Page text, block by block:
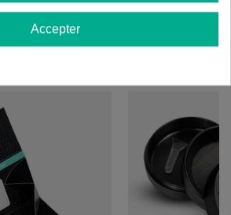
aimerez aussi
Accepter